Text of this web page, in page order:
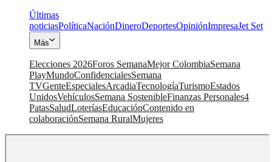
Últimas
noticiasPolíticaNaciónDineroDeportesOpiniónImpresaJet Set
Más
Elecciones 2026Foros SemanaMejor ColombiaSemana
PlayMundoConfidencialesSemana
TVGenteEspecialesArcadiaTecnologíaTurismoEstados
UnidosVehículosSemana SostenibleFinanzas Personales4
PatasSaludLoteríasEducaciónContenido en
colaboraciónSemana RuralMujeres